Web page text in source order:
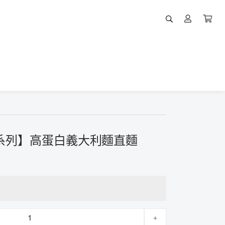
】高蛋白義大利麵直麵
+